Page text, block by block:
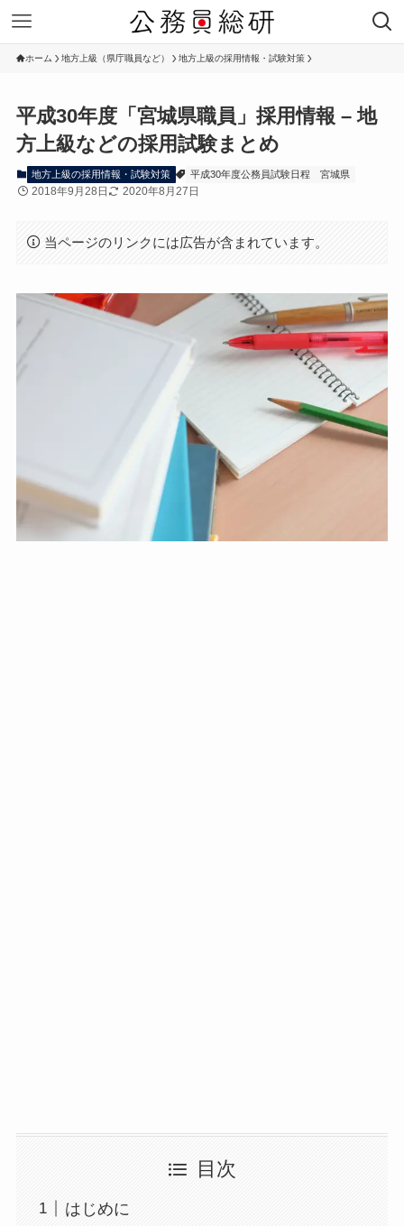
ホーム 地方上級（県庁職員など） 地方上級の採用情報・試験対策
平成30年度「宮城県職員」採用情報 – 地
方上級などの採用試験まとめ
地方上級の採用情報・試験対策 平成30年度公務員試験日程 宮城県
2018年9月28日 2020年8月27日
当ページのリンクには広告が含まれています。
目次
はじめに